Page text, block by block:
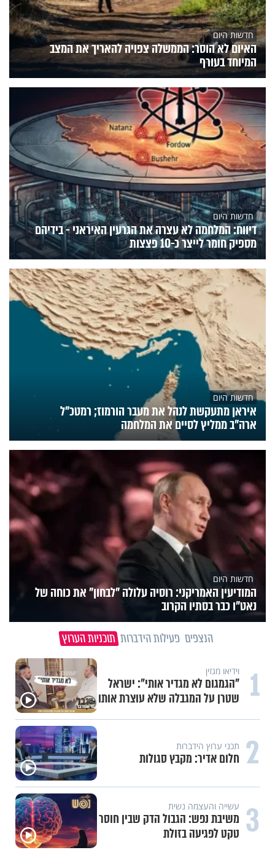
חדשות היום
האיום לא הוסר: הממשלה צפויה להאריך את המצב
המיוחד בעורף
חדשות היום
דיווח: המלחמה לא עצרה את הגרעין האיראני - בידיהם
מספיק חומר לייצר כ-10 פצצות
חדשות היום
איראן מתעקשת לנהל את מעבר הורמוז; רמטכ"ל
ארה"ב ממליץ לסיים את המלחמה
חדשות היום
המודיעין האמריקני: רוסיה עלולה "לבחון" את כוחה של
נאט"ו כבר בסתיו הקרוב
הנצפים פעילות הידברות תוכניות הערוץ
1 וידיאו מגזין
"הגמגום לא מגדיר אותי": ישראל
שטרן על המגבלה שלא עוצרת אותו
2 תכני ערוץ הידברות
חלום אדיר: מקבץ סגולות
3 עשייה והעצמה נשית
משיבת נפש: הגבול הדק שבין חוסר
טקט לפגיעה בזולת